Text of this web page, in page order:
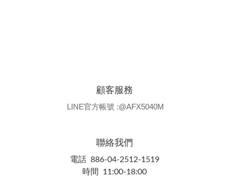
顧客服務
LINE官方帳號 :@AFX5040M
聯絡我們
電話 886-04-2512-1519
時間 11:00-18:00